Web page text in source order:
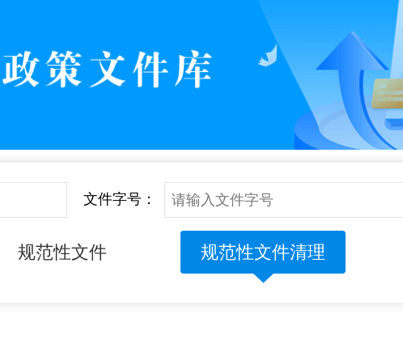
文件字号：
规范性文件 规范性文件清理